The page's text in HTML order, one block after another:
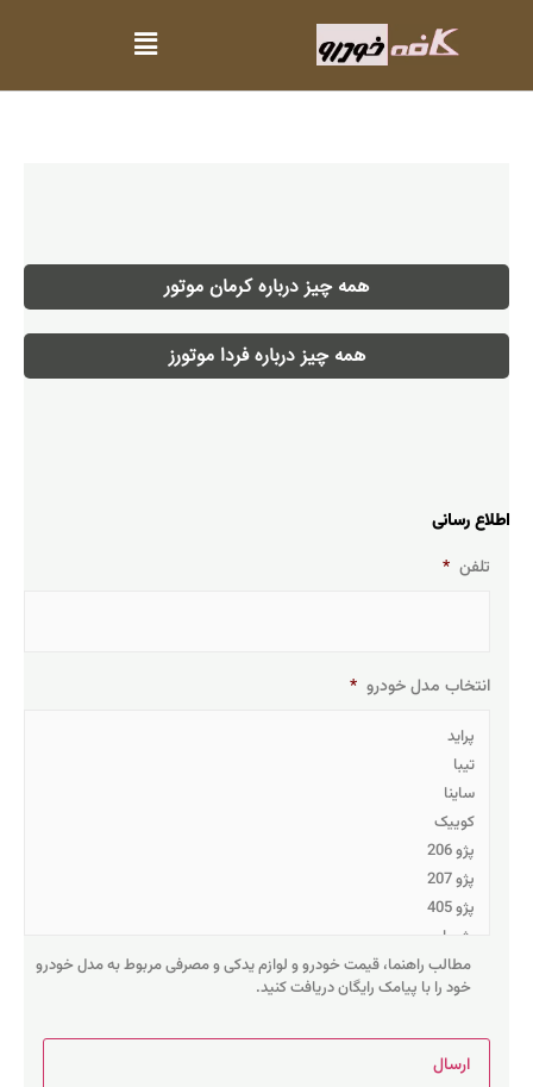
همه چیز درباره کرمان موتور
همه چیز درباره فردا موتورز
اطلاع رسانی
تلفن *
انتخاب مدل خودرو *
مطالب راهنما، قیمت خودرو و لوازم یدکی و مصرفی مربوط به مدل خودرو
خود را با پیامک رایگان دریافت کنید.